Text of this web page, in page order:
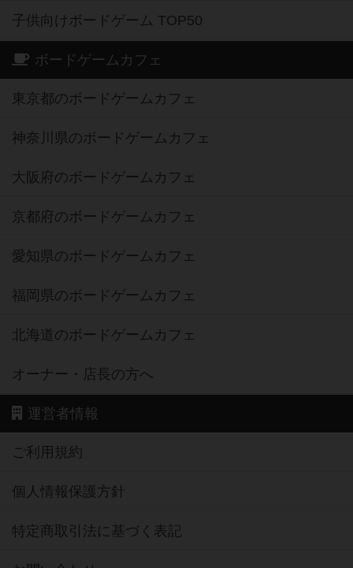
子供向けボードゲーム TOP50
ボードゲームカフェ
東京都のボードゲームカフェ
神奈川県のボードゲームカフェ
大阪府のボードゲームカフェ
京都府のボードゲームカフェ
愛知県のボードゲームカフェ
福岡県のボードゲームカフェ
北海道のボードゲームカフェ
オーナー・店長の方へ
運営者情報
ご利用規約
個人情報保護方針
特定商取引法に基づく表記